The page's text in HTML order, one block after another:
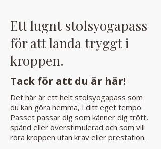
Ett lugnt stolsyogapass
för att landa tryggt i
kroppen.
Tack för att du är här!
Det här är ett helt stolsyogapass som
du kan göra hemma, i ditt eget tempo.
Passet passar dig som känner dig trött,
spänd eller överstimulerad och som vill
röra kroppen utan krav eller prestation.